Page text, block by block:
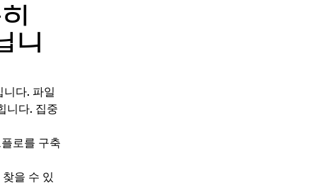
니
다. 파일
니다. 집중
로를 구축
을 수 있